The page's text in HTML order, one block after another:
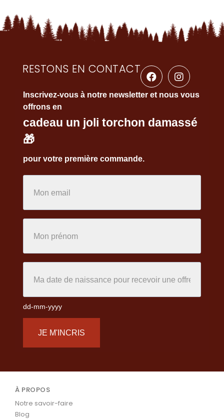
RESTONS EN CONTACT
Inscrivez-vous à notre newsletter et nous vous
offrons en
cadeau un joli torchon damassé
🎁
pour votre première commande.
dd-mm-yyyy
JE M'INCRIS
À PROPOS
Notre savoir-faire
Blog